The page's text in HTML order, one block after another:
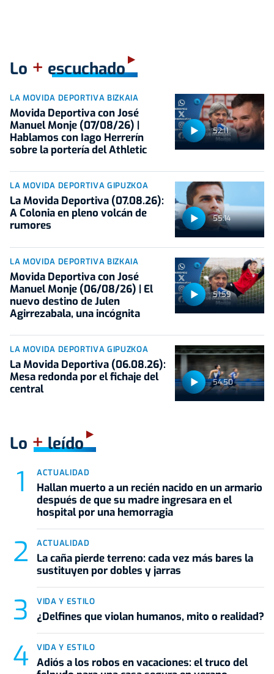
Lo + escuchado
52:11
LA MOVIDA DEPORTIVA BIZKAIA
Movida Deportiva con José
Manuel Monje (07/08/26) |
Hablamos con Iago Herrerín
sobre la portería del Athletic
55:14
LA MOVIDA DEPORTIVA GIPUZKOA
La Movida Deportiva (07.08.26):
A Colonia en pleno volcán de
rumores
51:59
LA MOVIDA DEPORTIVA BIZKAIA
Movida Deportiva con José
Manuel Monje (06/08/26) | El
nuevo destino de Julen
Agirrezabala, una incógnita
54:50
LA MOVIDA DEPORTIVA GIPUZKOA
La Movida Deportiva (06.08.26):
Mesa redonda por el fichaje del
central
Lo +leído
ACTUALIDAD
Hallan muerto a un recién nacido en un armario
después de que su madre ingresara en el
hospital por una hemorragia
ACTUALIDAD
La caña pierde terreno: cada vez más bares la
sustituyen por dobles y jarras
VIDA Y ESTILO
¿Delfines que violan humanos, mito o realidad?
VIDA Y ESTILO
Adiós a los robos en vacaciones: el truco del